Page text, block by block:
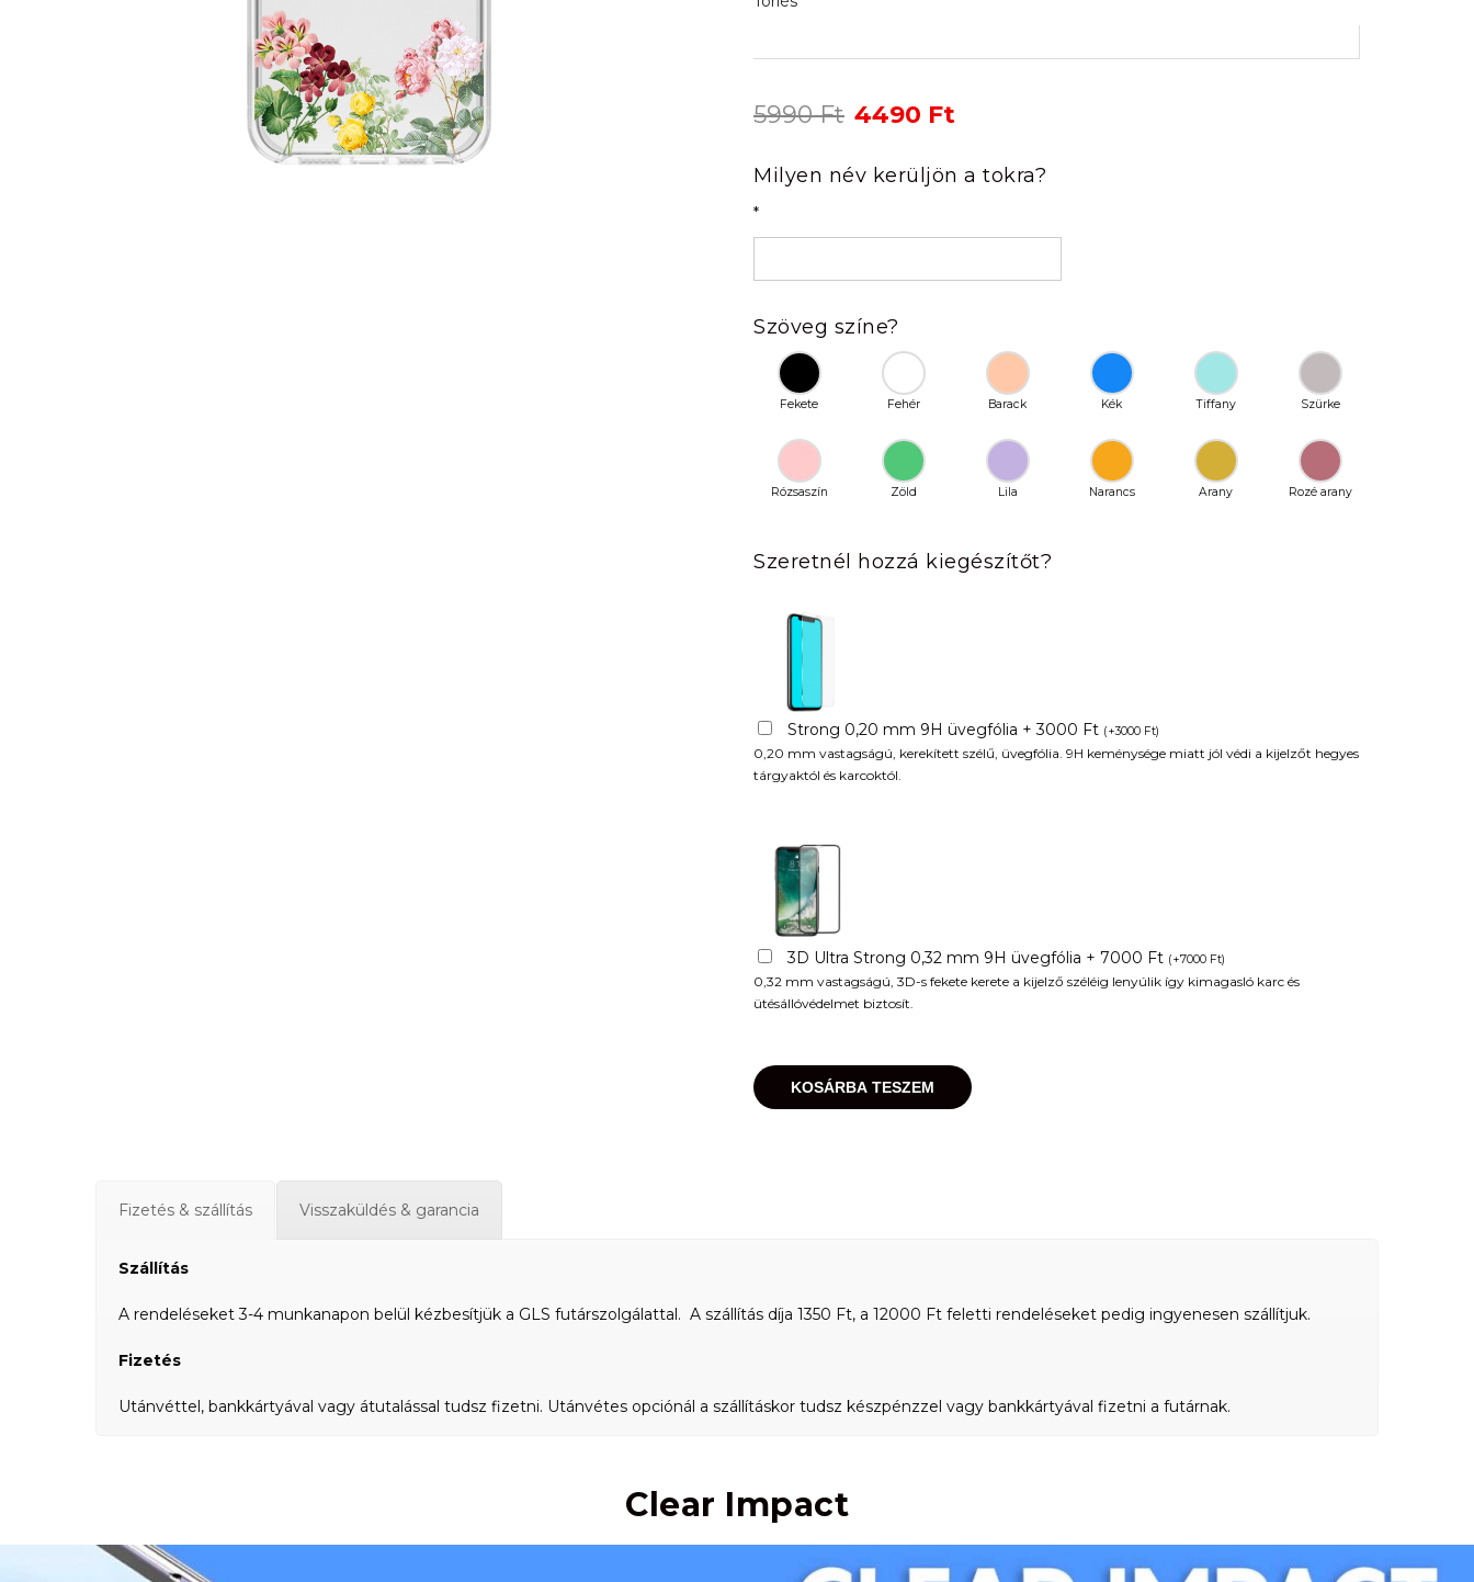
5990Ft Original
was:
5990 Ft.
4490 Ft
4490 Ft.
Milyen név kerüljön a tokra?
*
Szöveg színe?
Fekete Fehér Barack Kék Tiffany Szürke
Rózsaszín Zöld Lila Narancs Arany Rozé arany
Szeretnél hozzá kiegészítőt?
Strong 0,20 mm 9H üvegfólia + 3000 Ft (+3000 Ft)
0,20 mm vastagságú, kerekített szélű, üvegfólia. 9H keménysége miatt jól védi a kijelzőt hegyes
tárgyaktól és karcoktól.
3D Ultra Strong 0,32 mm 9H üvegfólia + 7000 Ft (+7000 Ft)
0,32 mm vastagságú, 3D-s fekete kerete a kijelző széléig lenyúlik így kimagasló karc és
ütésállóvédelmet biztosít.
KOSÁRBA TESZEM
Fizetés & szállítás Visszaküldés & garancia
Szállítás
A rendeléseket 3-4 munkanapon belül kézbesítjük a GLS futárszolgálattal. A szállítás díja 1350 Ft, a 12000 Ft feletti rendeléseket pedig ingyenesen szállítjuk.
Fizetés
Utánvéttel, bankkártyával vagy átutalással tudsz fizetni. Utánvétes opciónál a szállításkor tudsz készpénzzel vagy bankkártyával fizetni a futárnak.
Clear Impact